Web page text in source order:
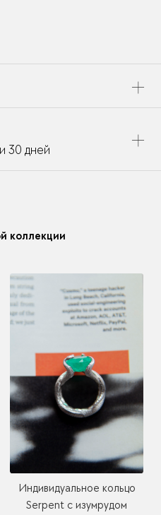
украшения и
30 дней
коллекции
Индивидуальное кольцо
Serpent с изумрудом